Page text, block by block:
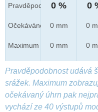
Pravděpod.
Očekáváno
Maximum
0 %
0 mm
0 mm
0
0
0
Pravděpodobnost udává
srážek. Maximum
očekávaný úhrn pak
vychází ze 40 výstupů